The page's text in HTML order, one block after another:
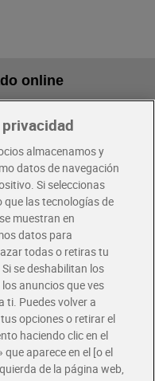
online
100€
almacenamos y
datos de navegación
Si seleccionas
las tecnologías de
muestran en
datos para
todas o retiras tu
se deshabilitan los
anuncios que ves
ti. Puedes volver a
opciones o retirar el
haciendo clic en el
aparece en el [o el
de la página web,